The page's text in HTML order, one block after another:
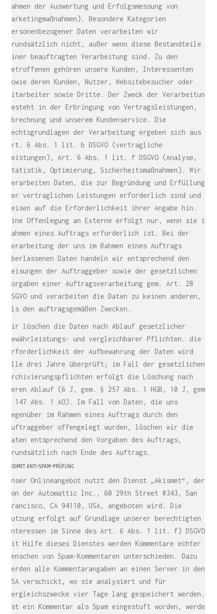
Rahmen der Auswertung und Erfolgsmessung von
Marketingmaßnahmen). Besondere Kategorien
personenbezogener Daten verarbeiten wir
grundsätzlich nicht, außer wenn diese Bestandteile
einer beauftragten Verarbeitung sind. Zu den
Betroffenen gehören unsere Kunden, Interessenten
sowie deren Kunden, Nutzer, Websitebesucher oder
Mitarbeiter sowie Dritte. Der Zweck der Verarbeitung
besteht in der Erbringung von Vertragsleistungen,
Abrechnung und unserem Kundenservice. Die
Rechtsgrundlagen der Verarbeitung ergeben sich aus
Art. 6 Abs. 1 lit. b DSGVO (vertragliche
Leistungen), Art. 6 Abs. 1 lit. f DSGVO (Analyse,
Statistik, Optimierung, Sicherheitsmaßnahmen). Wir
verarbeiten Daten, die zur Begründung und Erfüllung
der vertraglichen Leistungen erforderlich sind und
weisen auf die Erforderlichkeit ihrer Angabe hin.
Eine Offenlegung an Externe erfolgt nur, wenn sie im
Rahmen eines Auftrags erforderlich ist. Bei der
Verarbeitung der uns im Rahmen eines Auftrags
überlassenen Daten handeln wir entsprechend den
Weisungen der Auftraggeber sowie der gesetzlichen
Vorgaben einer Auftragsverarbeitung gem. Art. 28
DSGVO und verarbeiten die Daten zu keinen anderen,
als den auftragsgemäßen Zwecken.
Wir löschen die Daten nach Ablauf gesetzlicher
Gewährleistungs- und vergleichbarer Pflichten. die
Erforderlichkeit der Aufbewahrung der Daten wird
alle drei Jahre überprüft; im Fall der gesetzlichen
Archivierungspflichten erfolgt die Löschung nach
deren Ablauf (6 J, gem. § 257 Abs. 1 HGB, 10 J, gem.
§ 147 Abs. 1 AO). Im Fall von Daten, die uns
gegenüber im Rahmen eines Auftrags durch den
Auftraggeber offengelegt wurden, löschen wir die
Daten entsprechend den Vorgaben des Auftrags,
grundsätzlich nach Ende des Auftrags.
AKISMET ANTI-SPAM-PRÜFUNG
Unser Onlineangebot nutzt den Dienst „Akismet“, der
von der Automattic Inc., 60 29th Street #343, San
Francisco, CA 94110, USA, angeboten wird. Die
Nutzung erfolgt auf Grundlage unserer berechtigten
Interessen im Sinne des Art. 6 Abs. 1 lit. f) DSGVO.
Mit Hilfe dieses Dienstes werden Kommentare echter
Menschen von Spam-Kommentaren unterschieden. Dazu
werden alle Kommentarangaben an einen Server in den
USA verschickt, wo sie analysiert und für
Vergleichszwecke vier Tage lang gespeichert werden.
Ist ein Kommentar als Spam eingestuft worden, werden